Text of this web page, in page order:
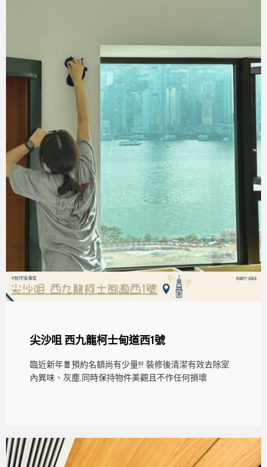
尖沙咀 西九龍柯士甸道西1號
臨近新年🧧預約名額尚有少量!!! 裝修後清潔有效去除室
內異味、灰塵,同時保持物件美觀且不作任何損壞